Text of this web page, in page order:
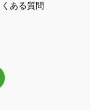
くある質問